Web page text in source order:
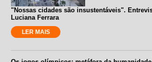
"Nossas cidades são insustentáveis".
Luciana Ferrara
LER MAIS